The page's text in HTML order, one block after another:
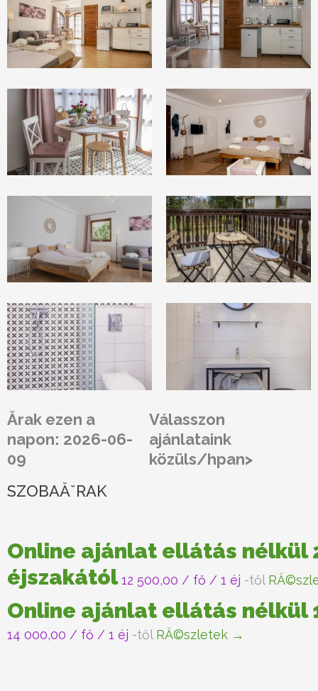
Ărak ezen a
napon: 2026-06-
09
Válasszon
ajánlataink
közüls/hpan>
SZOBAĂˇRAK
Online ajánlat ellátás nélkül
éjszakától 12 500,00 / fő / 1 éj -től
Online ajánlat ellátás nélkül
14 000,00 / fő / 1 éj -től RĂ©szletek →